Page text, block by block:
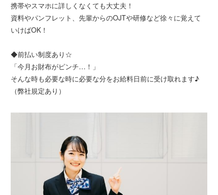
携帯やスマホに詳しくなくても大丈夫！
資料やパンフレット、先輩からのOJTや研修など徐々に覚えて
いけばOK！
◆前払い制度あり☆
「今月お財布がピンチ…！」
そんな時も必要な時に必要な分をお給料日前に受け取れます♪
（弊社規定あり）